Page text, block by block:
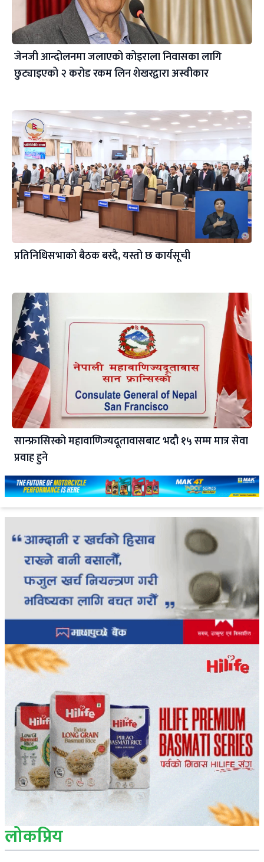
जेनजी आन्दोलनमा जलाएको कोइराला निवासका लागि
छुट्याइएको २ करोड रकम लिन शेखरद्वारा अस्वीकार
प्रतिनिधिसभाको बैठक बस्दै, यस्तो छ कार्यसूची
सान्फ्रासिस्को महावाणिज्यदूतावासबाट भदौ १५ सम्म मात्र सेवा
प्रवाह हुने
लोकप्रिय